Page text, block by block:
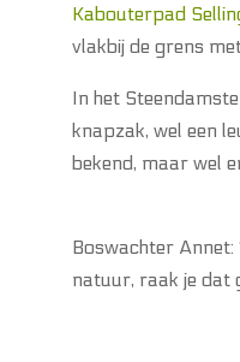
Kabouterpad
vlakbij de grens
In het
knapzak, wel een
bekend, maar wel
Boswachter Annet:
natuur, raak je dat